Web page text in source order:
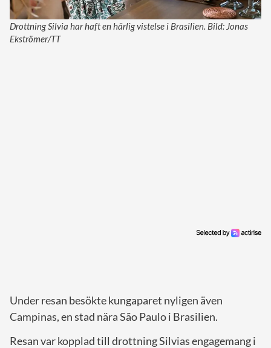
Drottning Silvia har haft en härlig vistelse i Brasilien. Bild: Jonas
Ekströmer/TT
Under resan besökte kungaparet nyligen även
Campinas, en stad nära São Paulo i Brasilien.
Resan var kopplad till drottning Silvias engagemang i